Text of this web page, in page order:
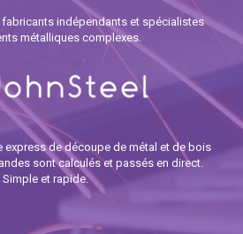
indépendants et spécialistes
métalliques complexes.
express de découpe de métal et de bois
sont calculés et passés en direct.
Simple et rapide.